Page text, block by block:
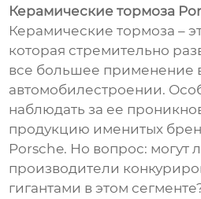
Керамические тормоза
Керамические тормоза –
которая стремительно
все большее применение
автомобилестроении.
наблюдать за ее
продукцию именитых
Porsche. Но вопрос: могут
производители
гигантами в этом